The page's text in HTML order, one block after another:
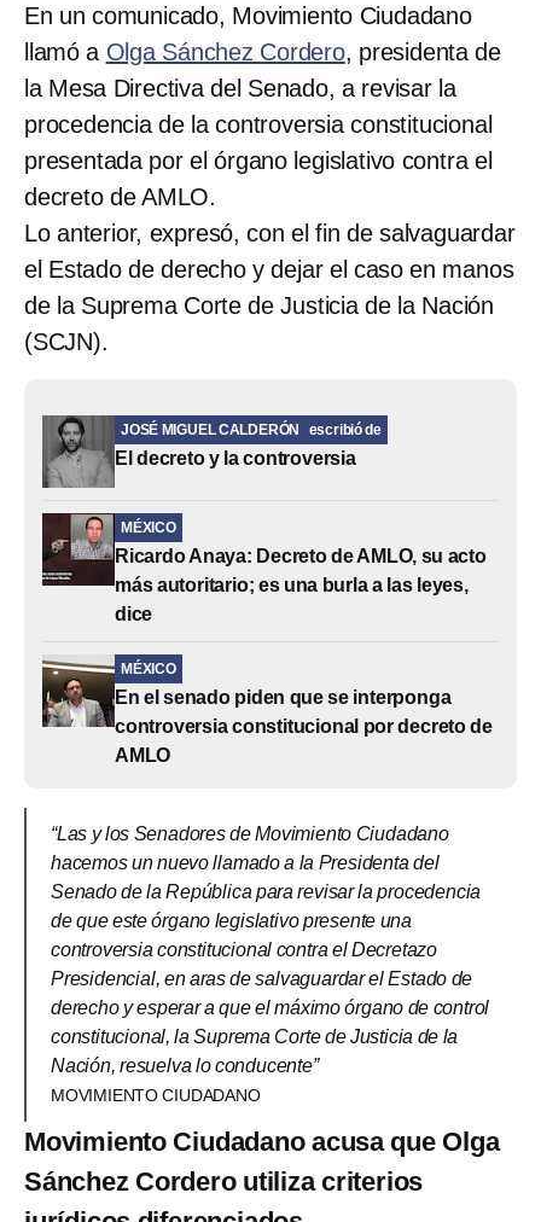
En un comunicado, Movimiento Ciudadano
llamó a Olga Sánchez Cordero, presidenta de
la Mesa Directiva del Senado, a revisar la
procedencia de la controversia constitucional
presentada por el órgano legislativo contra el
decreto de AMLO.
Lo anterior, expresó, con el fin de salvaguardar
el Estado de derecho y dejar el caso en manos
de la Suprema Corte de Justicia de la Nación
(SCJN).
JOSÉ MIGUEL CALDERÓN escribió de
El decreto y la controversia
MÉXICO
Ricardo Anaya: Decreto de AMLO, su acto
más autoritario; es una burla a las leyes,
dice
MÉXICO
En el senado piden que se interponga
controversia constitucional por decreto de
AMLO
“Las y los Senadores de Movimiento Ciudadano
hacemos un nuevo llamado a la Presidenta del
Senado de la República para revisar la procedencia
de que este órgano legislativo presente una
controversia constitucional contra el Decretazo
Presidencial, en aras de salvaguardar el Estado de
derecho y esperar a que el máximo órgano de control
constitucional, la Suprema Corte de Justicia de la
Nación, resuelva lo conducente”
MOVIMIENTO CIUDADANO
Movimiento Ciudadano acusa que Olga
Sánchez Cordero utiliza criterios